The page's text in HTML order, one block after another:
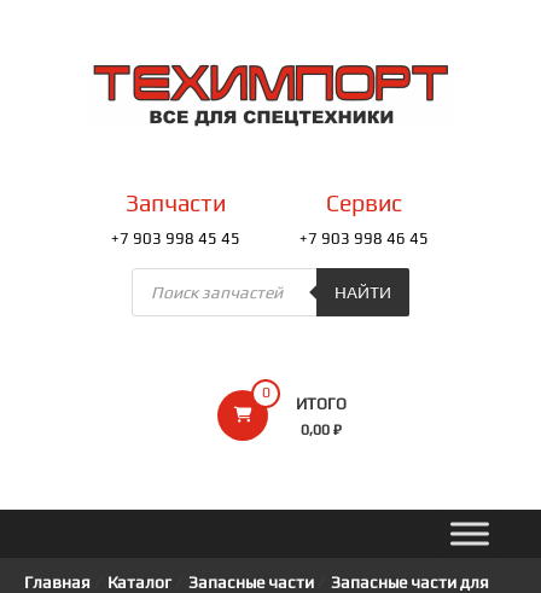
содержимомуТЕХИМПОРТ
Всё
0
ИТОГО
0,00 ₽
Запчасти
+7 903 998 45 45
Сервис
+7 903 998 46 45
Поиск
товаров
НАЙТИ
Главная Каталог/ Запасные части/
Запасные части для